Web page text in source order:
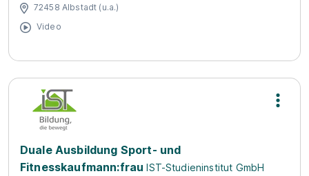
72458 Albstadt (u.a.)
Video
Duale Ausbildung Sport- und
Fitnesskaufmann:frau IST-Studieninstitut GmbH